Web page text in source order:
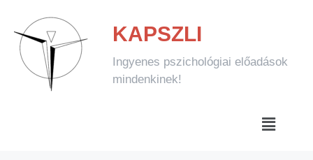
KAPSZLI
Ingyenes pszichológiai előadások
mindenkinek!